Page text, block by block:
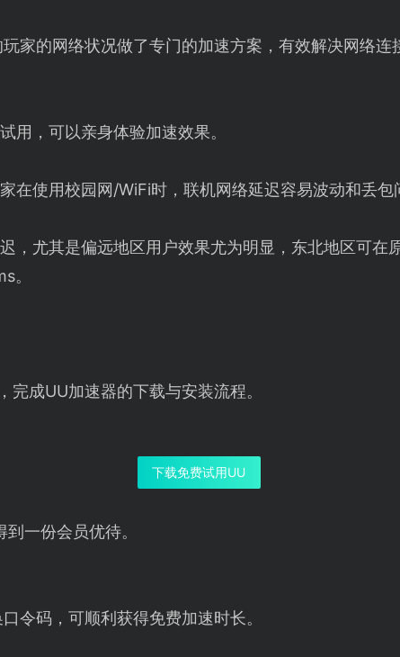
家的网络状况做了专门的加速方案，有效解决网络
用，可以亲身体验加速效果。
在使用校园网/WiFi时，联机网络延迟容易波动和丢包
迟，尤其是偏远地区用户效果尤为明显，东北地区可
。
成UU加速器的下载与安装流程。
下载免费试用UU
一份会员优待。
令码，可顺利获得免费加速时长。